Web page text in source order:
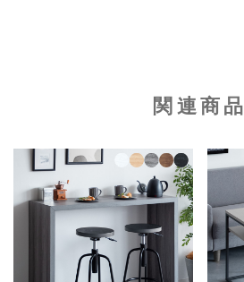
関連商品